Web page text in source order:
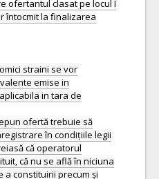
ofertantul clasat pe locul I
întocmit la finalizarea
straini se vor
emise in
in tara de
ofertă trebuie să
în condițiile legii
că operatorul
că nu se află în niciuna
constituirii precum și